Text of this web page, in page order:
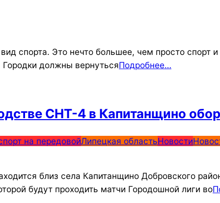
спорта. Это нечто большее, чем просто спорт
Городки должны вернутьсяПодробнее…
СНТ-4 в Капитанщино
на передовойЛипецкая областьНовости
близ села Капитанщино Добровского
будут проходить матчи Городошной лиги во